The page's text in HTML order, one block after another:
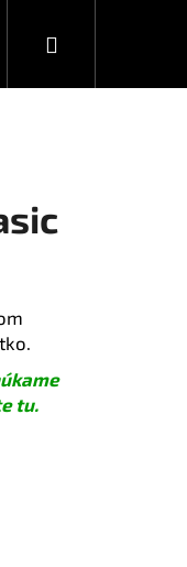
JAR/LETO 2025
Nákupný
tu.